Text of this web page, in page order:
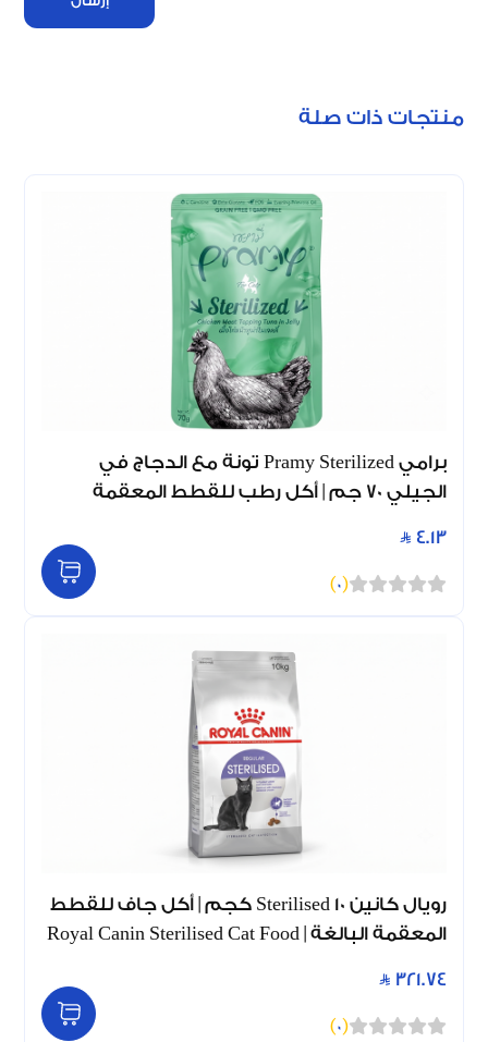
منتجات ذات صلة
برامي Pramy Sterilized تونة مع الدجاج في
الجيلي 70 جم | أكل رطب للقطط المعقمة
4.13
(
0
)
رويال كانين Sterilised 10 كجم | أكل جاف للقطط
المعقمة البالغة | Royal Canin Sterilised Cat Food
321.74
(
0
)